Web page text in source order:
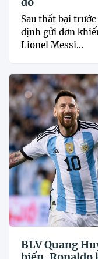
Sau thất bại
định gửi đơn
Lionel Messi...
BLV Quang